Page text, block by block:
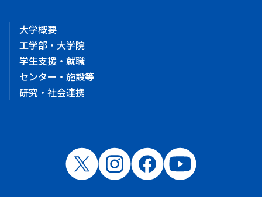
大学概要
工学部・大学院
学生支援・就職
センター・施設等
研究・社会連携